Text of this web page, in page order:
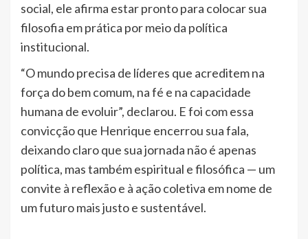
social, ele afirma estar pronto para colocar sua
filosofia em prática por meio da política
institucional.
“O mundo precisa de líderes que acreditem na
força do bem comum, na fé e na capacidade
humana de evoluir”, declarou. E foi com essa
convicção que Henrique encerrou sua fala,
deixando claro que sua jornada não é apenas
política, mas também espiritual e filosófica — um
convite à reflexão e à ação coletiva em nome de
um futuro mais justo e sustentável.